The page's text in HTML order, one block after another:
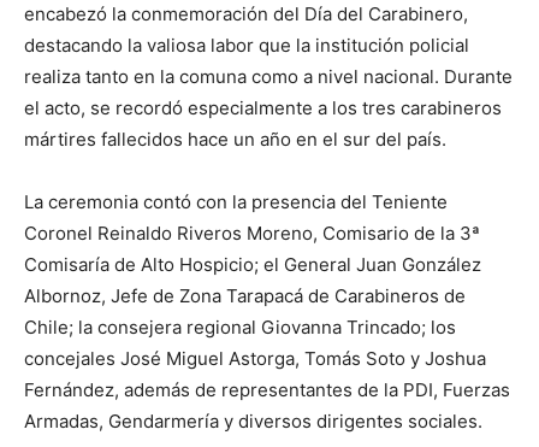
encabezó la conmemoración del Día del Carabinero,
destacando la valiosa labor que la institución policial
realiza tanto en la comuna como a nivel nacional. Durante
el acto, se recordó especialmente a los tres carabineros
mártires fallecidos hace un año en el sur del país.
La ceremonia contó con la presencia del Teniente
Coronel Reinaldo Riveros Moreno, Comisario de la 3ª
Comisaría de Alto Hospicio; el General Juan González
Albornoz, Jefe de Zona Tarapacá de Carabineros de
Chile; la consejera regional Giovanna Trincado; los
concejales José Miguel Astorga, Tomás Soto y Joshua
Fernández, además de representantes de la PDI, Fuerzas
Armadas, Gendarmería y diversos dirigentes sociales.